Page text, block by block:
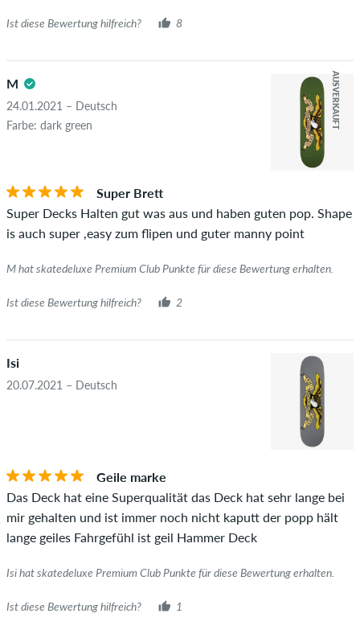
Ist diese Bewertung hilfreich? 8
M
24.01.2021 – Deutsch
Farbe: dark green
AUSVERKAUFT
Super Brett
Super Decks Halten gut was aus und haben guten pop. Shape
is auch super ,easy zum flipen und guter manny point
M hat skatedeluxe Premium Club Punkte für diese Bewertung erhalten.
Ist diese Bewertung hilfreich? 2
Isi
20.07.2021 – Deutsch
Geile marke
Das Deck hat eine Superqualität das Deck hat sehr lange bei
mir gehalten und ist immer noch nicht kaputt der popp hält
lange geiles Fahrgefühl ist geil Hammer Deck
Isi hat skatedeluxe Premium Club Punkte für diese Bewertung erhalten.
Ist diese Bewertung hilfreich? 1